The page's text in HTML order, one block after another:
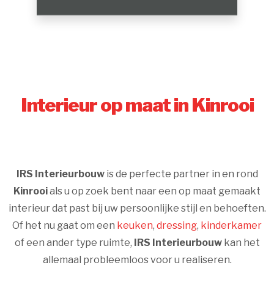
Interieur op maat in Kinrooi
IRS Interieurbouwis de perfecte partner in en rond
Kinrooials u op zoek bent naar een op maat gemaakt
interieur dat past bij uw persoonlijke stijl en behoeften.
Of het nu gaat om een keuken, dressing, kinderkamer
of een ander type ruimte, IRS Interieurbouw kan het
allemaal probleemloos voor u realiseren.